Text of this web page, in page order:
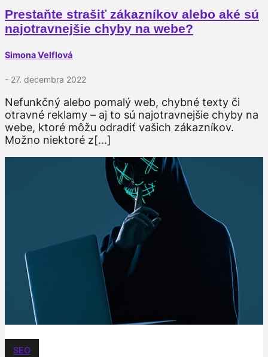
Prestaňte strašiť zákazníkov alebo aké sú
najotravnejšie chyby na webe?
Simona Velflová
- 27. decembra 2022
Nefunkčný alebo pomalý web, chybné texty či
otravné reklamy – aj to sú najotravnejšie chyby na
webe, ktoré môžu odradiť vašich zákazníkov.
Možno niektoré z[...]
SEO